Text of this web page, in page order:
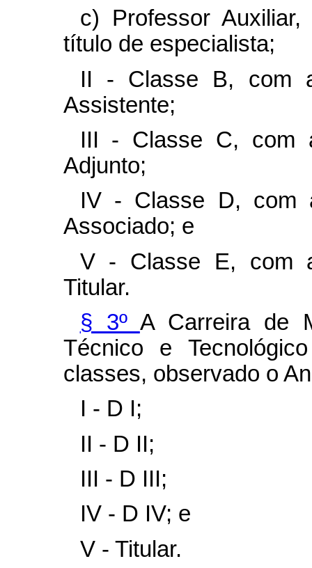
c) Professor
título de especialista;
II - Classe B, com
Assistente;
III - Classe C, com
Adjunto;
IV - Classe D, com
Associado; e
V - Classe E, com
Titular.
§ 3º A Carreira de
Técnico e
classes, observado o
I - D I;
II - D II;
III - D III;
IV - D IV; e
V - Titular.